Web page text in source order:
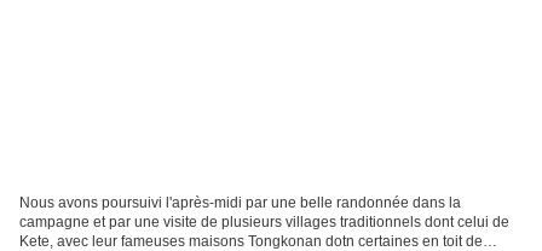
Nous avons poursuivi l'après-midi par une belle randonnée dans la
campagne et par une visite de plusieurs villages traditionnels dont celui de
Kete, avec leur fameuses maisons Tongkonan dotn certaines en toit de